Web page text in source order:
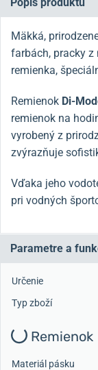
Mäkká,
farbách, pracky z
remienka,
Remienok Di-
remienok na
vyrobený z
zvýrazňuje
Vďaka jeho
pri vodných
Parametre a
Určenie
Typ zboží
Remienok
Materiál pásku